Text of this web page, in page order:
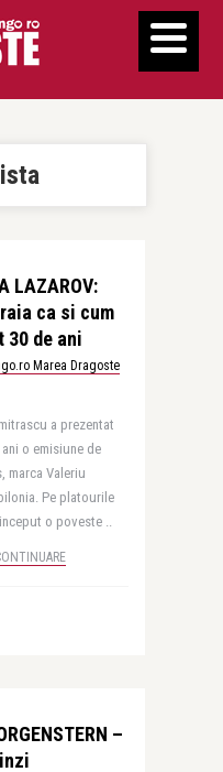
LAZAROV:
ca si cum
30 de ani
Marea Dragoste
a prezentat
o emisiune de
marca Valeriu
Pe platourile
o poveste ..
–